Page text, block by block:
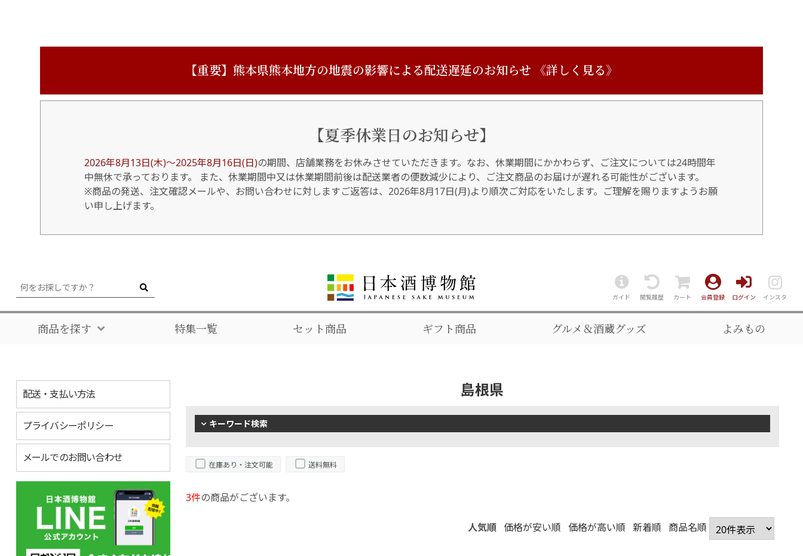
【重要】熊本県熊本地方の地震の影響による配送遅延のお知らせ 《詳しく見る》
【夏季休業日のお知らせ】
2026年8月13日(木)～2025年8月16日(日)の期間、店舗業務をお休みさせていただきます。なお、休業期間にかかわらず、ご注文については24時間年
中無休で承っております。 また、休業期間中又は休業期間前後は配送業者の便数減少により、ご注文商品のお届けが遅れる可能性がございます。
※商品の発送、注文確認メールや、お問い合わせに対しますご返答は、2026年8月17日(月)より順次ご対応をいたします。ご理解を賜りますようお願
い申し上げます。
ガイド 閲覧履歴 カート 会員登録 ログイン インスタ
商品を探す 特集一覧 セット商品 ギフト商品 グルメ＆酒蔵グッズ よみもの
配送・支払い方法
プライバシーポリシー
メールでのお問い合わせ
島根県
キーワード検索
在庫あり・注文可能 送料無料
3件の商品がございます。
人気順 価格が安い順 価格が高い順 新着順 商品名順